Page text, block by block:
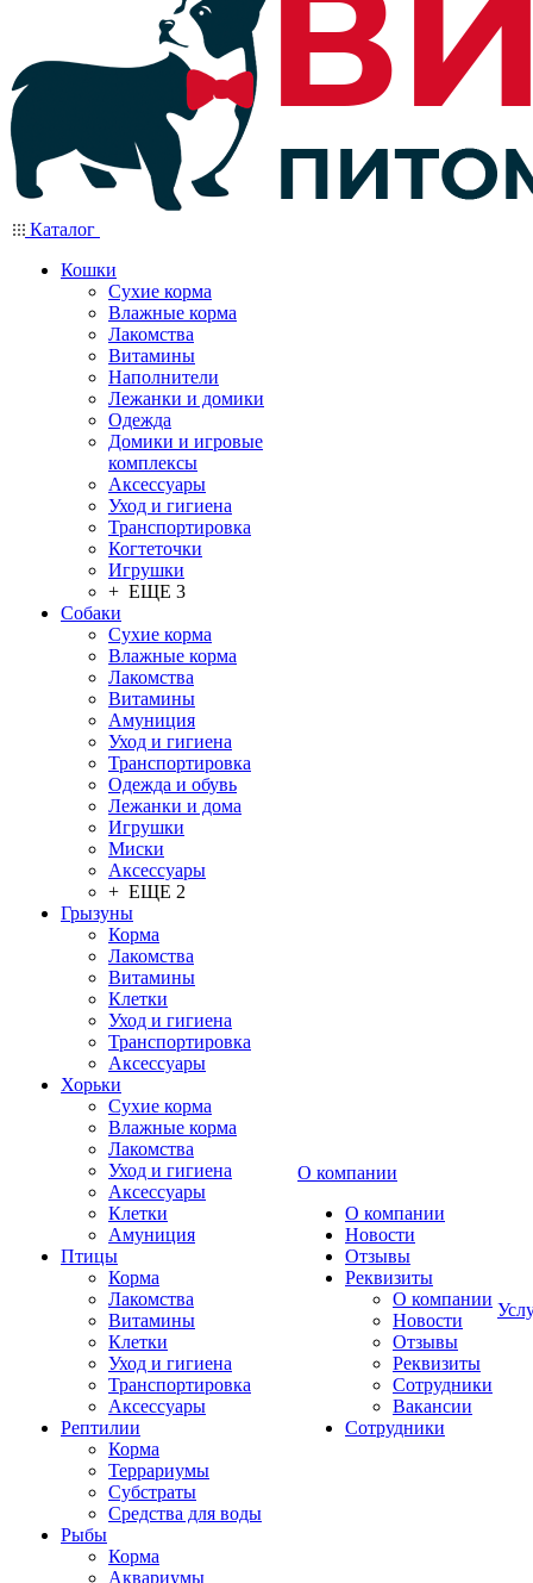
Каталог
Кошки
Сухие корма
Влажные корма
Лакомства
Витамины
Наполнители
Лежанки и домики
Одежда
Домики и игровые
комплексы
Аксессуары
Уход и гигиена
Транспортировка
Когтеточки
Игрушки
+ ЕЩЕ 3
Собаки
Сухие корма
Влажные корма
Лакомства
Витамины
Амуниция
Уход и гигиена
Транспортировка
Одежда и обувь
Лежанки и дома
Игрушки
Миски
Аксессуары
+ ЕЩЕ 2
Грызуны
Корма
Лакомства
Витамины
Клетки
Уход и гигиена
Транспортировка
Аксессуары
Хорьки
Сухие корма
Влажные корма
Лакомства
Уход и гигиена
Аксессуары
Клетки
Амуниция
Птицы
Корма
Лакомства
Витамины
Клетки
Уход и гигиена
Транспортировка
Аксессуары
Рептилии
Корма
Террариумы
Субстраты
Средства для воды
Рыбы
Корма
Аквариумы
О компании
О компании
Новости
Отзывы
Реквизиты
О компании
Новости
Отзывы
Реквизиты
Сотрудники
Вакансии
Сотрудники